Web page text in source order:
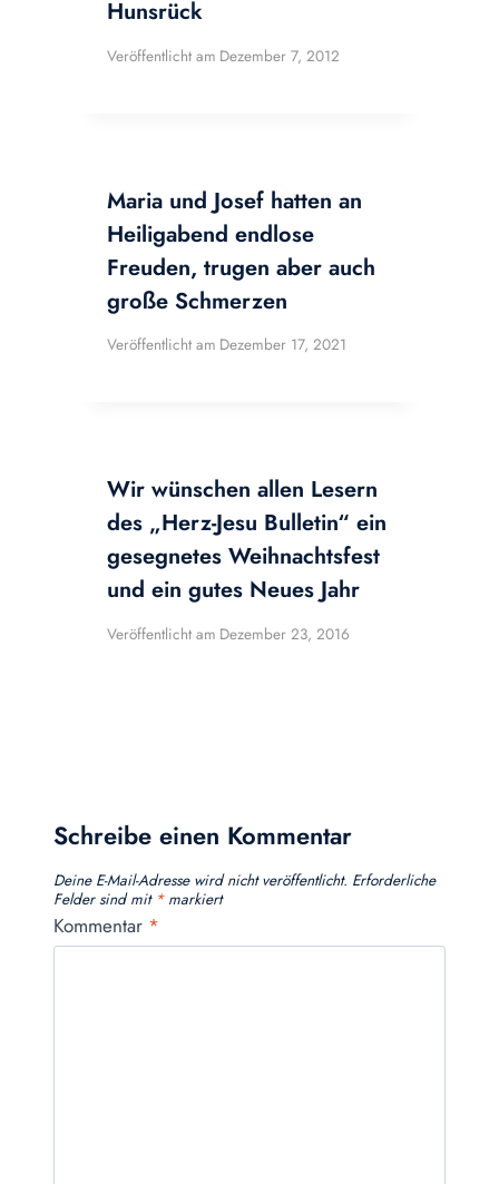
Hunsrück
Veröffentlicht am Dezember 7, 2012
Maria und Josef hatten an
Heiligabend endlose
Freuden, trugen aber auch
große Schmerzen
Veröffentlicht am Dezember 17, 2021
Wir wünschen allen Lesern
des „Herz-Jesu Bulletin“ ein
gesegnetes Weihnachtsfest
und ein gutes Neues Jahr
Veröffentlicht am Dezember 23, 2016
Schreibe einen Kommentar
Deine E-Mail-Adresse wird nicht veröffentlicht. Erforderliche
Felder sind mit *markiert
Kommentar *